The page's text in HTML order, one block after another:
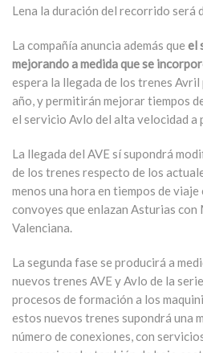
Lena la duración del recorrido será
La compañía anuncia además que el
mejorando a medida que se
espera la llegada de los trenes
año, y permitirán mejorar tiempos
el servicio Avlo del alta velocidad a
La llegada del AVE sí supondrá
de los trenes respecto de los
menos una hora en tiempos de
convoyes que enlazan Asturias con
Valenciana.
La segunda fase se producirá a
nuevos trenes AVE y Avlo de la
procesos de formación a los
estos nuevos trenes supondrá una
número de conexiones, con